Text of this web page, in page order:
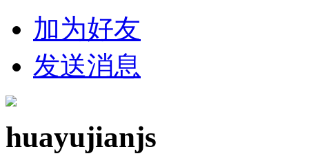
加为好友
发送消息
huayujianjs